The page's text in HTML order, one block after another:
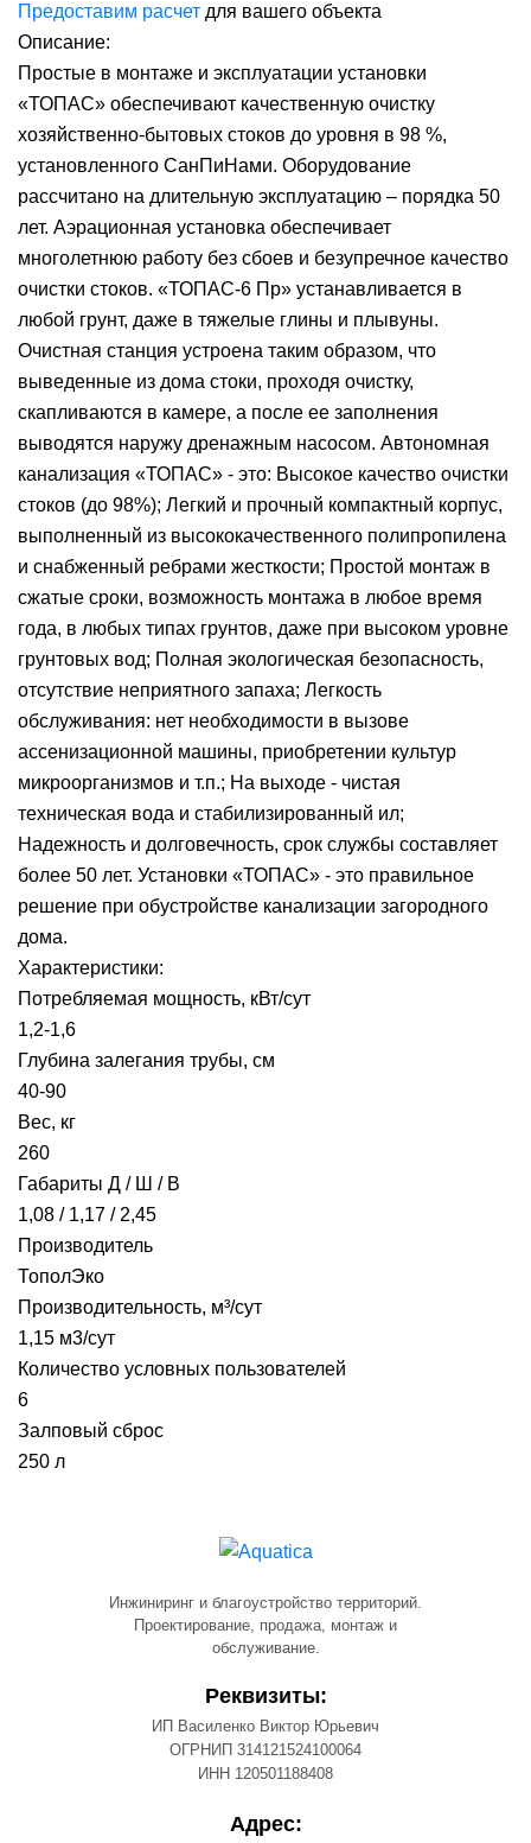
Предоставим расчет для вашего объекта
Описание:
Простые в монтаже и эксплуатации установки
«ТОПАС» обеспечивают качественную очистку
хозяйственно-бытовых стоков до уровня в 98 %,
установленного СанПиНами. Оборудование
рассчитано на длительную эксплуатацию – порядка 50
лет. Аэрационная установка обеспечивает
многолетнюю работу без сбоев и безупречное качество
очистки стоков. «ТОПАС-6 Пр» устанавливается в
любой грунт, даже в тяжелые глины и плывуны.
Очистная станция устроена таким образом, что
выведенные из дома стоки, проходя очистку,
скапливаются в камере, а после ее заполнения
выводятся наружу дренажным насосом. Автономная
канализация «ТОПАС» - это: Высокое качество очистки
стоков (до 98%); Легкий и прочный компактный корпус,
выполненный из высококачественного полипропилена
и снабженный ребрами жесткости; Простой монтаж в
сжатые сроки, возможность монтажа в любое время
года, в любых типах грунтов, даже при высоком уровне
грунтовых вод; Полная экологическая безопасность,
отсутствие неприятного запаха; Легкость
обслуживания: нет необходимости в вызове
ассенизационной машины, приобретении культур
микроорганизмов и т.п.; На выходе - чистая
техническая вода и стабилизированный ил;
Надежность и долговечность, срок службы составляет
более 50 лет. Установки «ТОПАС» - это правильное
решение при обустройстве канализации загородного
дома.
Характеристики:
Потребляемая мощность, кВт/сут
1,2-1,6
Глубина залегания трубы, см
40-90
Вес, кг
260
Габариты Д / Ш / В
1,08 / 1,17 / 2,45
Производитель
ТополЭко
Производительность, м³/сут
1,15 м3/сут
Количество условных пользователей
6
Залповый сброс
250 л
Инжиниринг и благоустройство территорий.
Проектирование, продажа, монтаж и
обслуживание.
Реквизиты:
ИП Василенко Виктор Юрьевич
ОГРНИП 314121524100064
ИНН 120501188408
Адрес: